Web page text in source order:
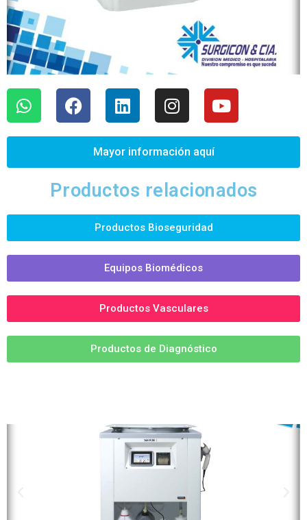
Mayor información aquí
Productos relacionados
Productos Bioseguridad
Equipos Biomédicos
Productos Vasculares
Productos de Diagnóstico